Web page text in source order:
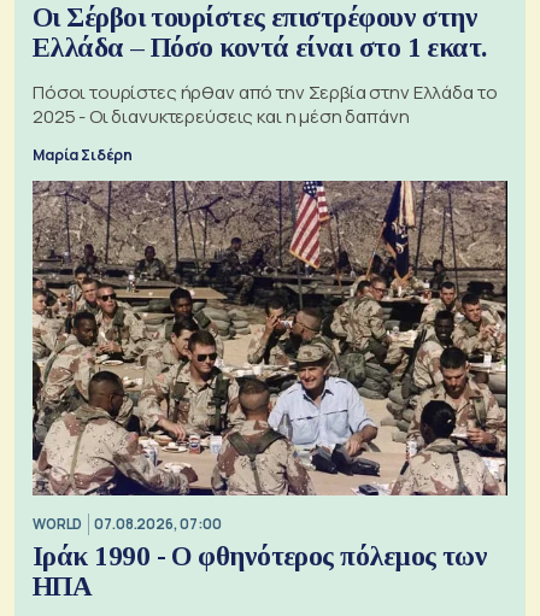
Οι Σέρβοι τουρίστες επιστρέφουν στην
Ελλάδα – Πόσο κοντά είναι στο 1 εκατ.
Πόσοι τουρίστες ήρθαν από την Σερβία στην Ελλάδα το
2025 - Οι διανυκτερεύσεις και η μέση δαπάνη
Μαρία Σιδέρη
WORLD 07.08.2026, 07:00
Ιράκ 1990 - Ο φθηνότερος πόλεμος των
ΗΠΑ